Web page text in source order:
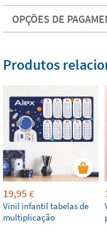
OPÇÕES DE
Produtos
19,95 €
Vinil infantil tabelas de
multiplicação